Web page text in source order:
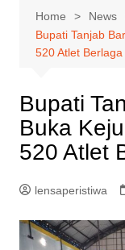
Home
News
Bupati Tanjab
520 Atlet Berlaga
Bupati
Buka
520 Atlet
lensaperistiwa